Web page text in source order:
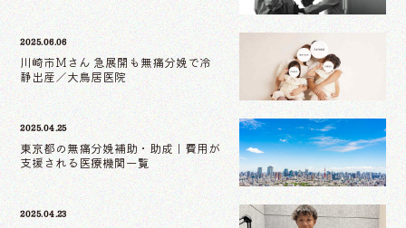
2025.06.06
川崎市Mさん 急展開も無痛分娩で冷
静出産／大鳥居医院
2025.04.25
東京都の無痛分娩補助・助成｜費用が
支援される医療機関一覧
2025.04.23